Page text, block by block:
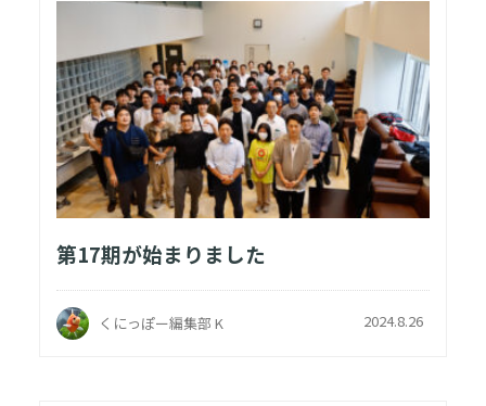
第17期が始まりました
くにっぽー編集部 K 2024.8.26